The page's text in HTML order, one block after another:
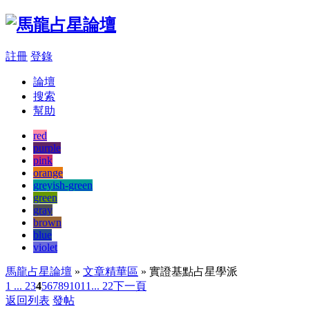
註冊 登錄
論壇
搜索
幫助
red
purple
pink
orange
greyish-green
green
gray
brown
blue
violet
馬龍占星論壇 » 文章精華區 » 實證基點占星學派
1 ... 234567891011 ... 22下一頁
返回列表 發帖